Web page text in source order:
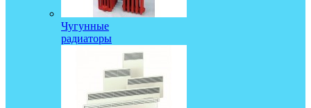
Чугунные
радиаторы